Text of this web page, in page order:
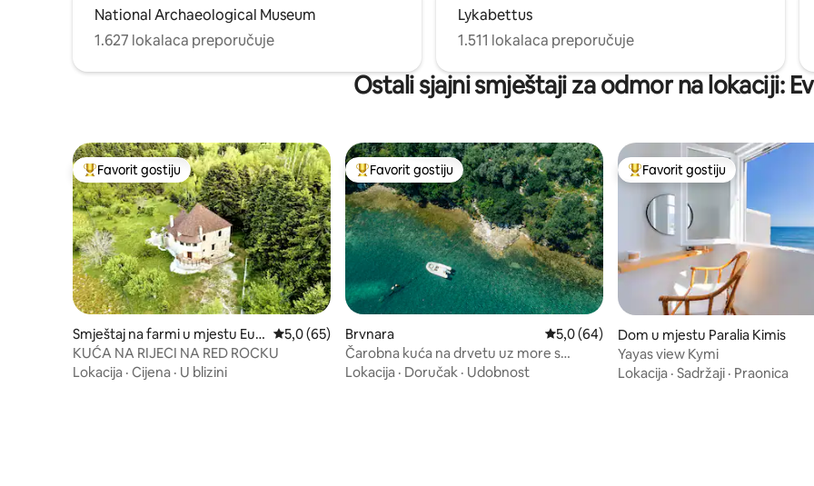
National Archaeological Museum
1.627 lokalaca preporučuje
Lykabettus
1.511 lokalaca preporučuje
Ostali sjajni smještaji za odmor na lokaciji:
Glavni favorit gostiju
Favorit gostiju
Smještaj na farmi u mjestu Eub
oea
Prosječna ocjena: 5,0 od 5, recenzija: 65
5,0 (65)
KUĆA NA RIJECI NA RED ROCKU
Lokacija · Cijena · U blizini
Glavni favorit gostiju
Favorit gostiju
Brvnara Prosječna ocjena: 5,0 od 5, recenzija: 64
5,0 (64)
Čarobna kuća na drvetu uz more s
pogledom koji oduzima dah
Lokacija · Doručak · Udobnost
Glavni favorit gostiju
Favorit gostiju
Dom u mjestu Paralia Kimis
Yayas view Kymi
Lokacija · Sadržaji · Praonica